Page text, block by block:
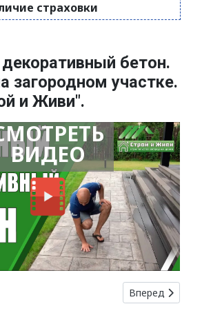
страховки
бетон.
загородном участке.
и Живи".
ВИДЕО
равномерное
Следующий:
Вперед